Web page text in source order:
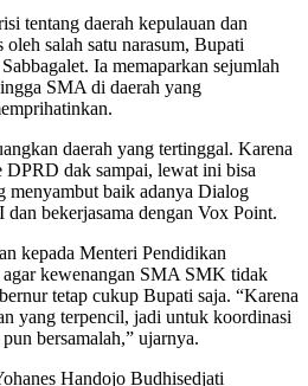
tentang daerah kepulauan dan
salah satu narasum, Bupati
Ia memaparkan sejumlah
SMA di daerah yang
daerah yang tertinggal. Karena
DPRD dak sampai, lewat ini bisa
menyambut baik adanya Dialog
bekerjasama dengan Vox Point.
kepada Menteri Pendidikan
kewenangan SMA SMK tidak
tetap cukup Bupati saja. “Karena
yang terpencil, jadi untuk koordinasi
bersamalah,” ujarnya.
Handojo Budhisedjati